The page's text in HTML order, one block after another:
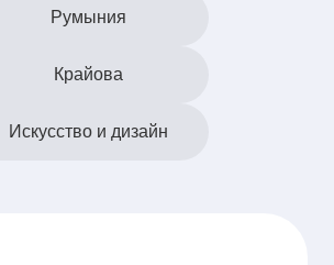
Румыния
Крайова
Искусство и дизайн